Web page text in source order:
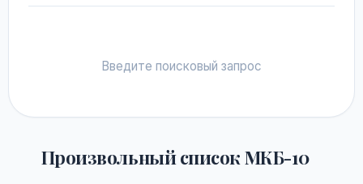
Введите поисковый запрос
Произвольный список МКБ-10